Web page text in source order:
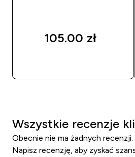
105.00 zł‎
Wszystkie recenzje
Obecnie nie ma żadnych recenzji.
Napisz recenzję, aby zyskać